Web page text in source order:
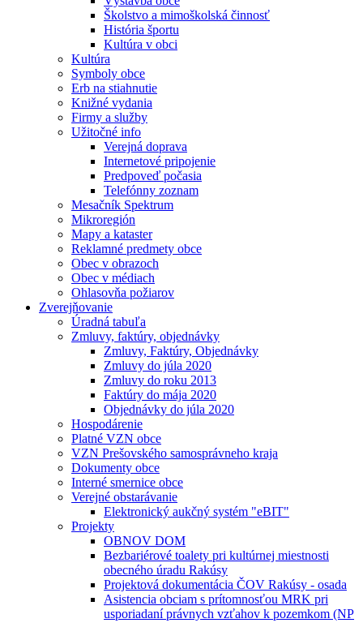
Školstvo a mimoškolská činnosť
História športu
Kultúra v obci
Kultúra
Symboly obce
Erb na stiahnutie
Knižné vydania
Firmy a služby
Užitočné info
Verejná doprava
Internetové pripojenie
Predpoveď počasia
Telefónny zoznam
Mesačník Spektrum
Mikroregión
Mapy a kataster
Reklamné predmety obce
Obec v obrazoch
Obec v médiach
Ohlasovňa požiarov
Zverejňovanie
Úradná tabuľa
Zmluvy, faktúry, objednávky
Zmluvy, Faktúry, Objednávky
Zmluvy do júla 2020
Zmluvy do roku 2013
Faktúry do mája 2020
Objednávky do júla 2020
Hospodárenie
Platné VZN obce
VZN Prešovského samosprávneho kraja
Dokumenty obce
Interné smernice obce
Verejné obstarávanie
Elektronický aukčný systém "eBIT"
Projekty
OBNOV DOM
Bezbariérové toalety pri kultúrnej miestnosti
obecného úradu Rakúsy
Projektová dokumentácia ČOV Rakúsy - osada
Asistencia obciam s prítomnosťou MRK pri
usporiadaní právnych vzťahov k pozemkom (NP